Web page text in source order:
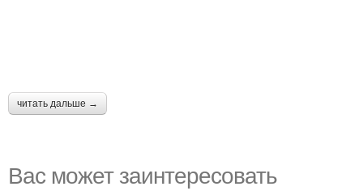
читать дальше →
Вас может заинтересовать